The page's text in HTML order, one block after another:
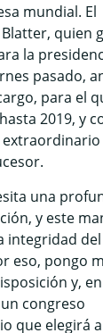
mundial. El
quien
la
pasado,
para el
2019, y
una
y este
integridad
eso, pongo
y,
congreso
que elegirá